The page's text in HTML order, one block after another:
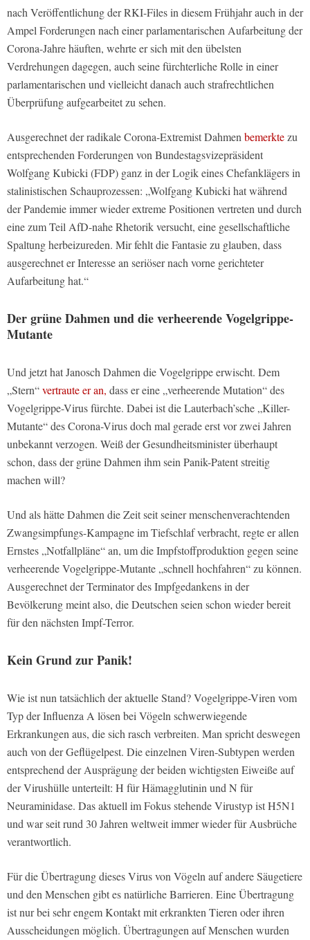
nach Veröffentlichung der RKI-Files in diesem Frühjahr auch in der
Ampel Forderungen nach einer parlamentarischen Aufarbeitung der
Corona-Jahre häuften, wehrte er sich mit den übelsten
Verdrehungen dagegen, auch seine fürchterliche Rolle in einer
parlamentarischen und vielleicht danach auch strafrechtlichen
Überprüfung aufgearbeitet zu sehen.
Ausgerechnet der radikale Corona-Extremist Dahmenbemerktezu
entsprechenden Forderungen von Bundestagsvizepräsident
Wolfgang Kubicki (FDP) ganz in der Logik eines Chefanklägers in
stalinistischen Schauprozessen: „Wolfgang Kubicki hat während
der Pandemie immer wieder extreme Positionen vertreten und durch
eine zum Teil AfD-nahe Rhetorik versucht, eine gesellschaftliche
Spaltung herbeizureden. Mir fehlt die Fantasie zu glauben, dass
ausgerechnet er Interesse an seriöser nach vorne gerichteter
Aufarbeitung hat.“
Der grüne Dahmen und die verheerende Vogelgrippe-
Mutante
Und jetzt hat Janosch Dahmen die Vogelgrippe erwischt. Dem
„Stern“vertraute er an, dass er eine „verheerende Mutation“ des
Vogelgrippe-Virus fürchte. Dabei ist die Lauterbach’sche „Killer-
Mutante“ des Corona-Virus doch mal gerade erst vor zwei Jahren
unbekannt verzogen. Weiß der Gesundheitsminister überhaupt
schon, dass der grüne Dahmen ihm sein Panik-Patent streitig
machen will?
Und als hätte Dahmen die Zeit seit seiner menschenverachtenden
Zwangsimpfungs-Kampagne im Tiefschlaf verbracht, regte er allen
Ernstes „Notfallpläne“ an, um die Impfstoffproduktion gegen seine
verheerende Vogelgrippe-Mutante „schnell hochfahren“ zu können.
Ausgerechnet der Terminator des Impfgedankens in der
Bevölkerung meint also, die Deutschen seien schon wieder bereit
für den nächsten Impf-Terror.
Kein Grund zur Panik!
Wie ist nun tatsächlich der aktuelle Stand? Vogelgrippe-Viren vom
Typ der Influenza A lösen bei Vögeln schwerwiegende
Erkrankungen aus, die sich rasch verbreiten. Man spricht deswegen
auch von der Geflügelpest. Die einzelnen Viren-Subtypen werden
entsprechend der Ausprägung der beiden wichtigsten Eiweiße auf
der Virushülle unterteilt: H für Hämagglutinin und N für
Neuraminidase. Das aktuell im Fokus stehende Virustyp ist H5N1
und war seit rund 30 Jahren weltweit immer wieder für Ausbrüche
verantwortlich.
Für die Übertragung dieses Virus von Vögeln auf andere Säugetiere
und den Menschen gibt es natürliche Barrieren. Eine Übertragung
ist nur bei sehr engem Kontakt mit erkrankten Tieren oder ihren
Ausscheidungen möglich. Übertragungen auf Menschen wurden